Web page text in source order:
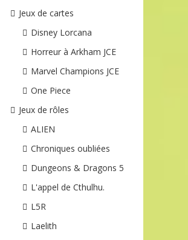
Jeux de cartes
Disney Lorcana
Horreur à Arkham JCE
Marvel Champions JCE
One Piece
Jeux de rôles
ALIEN
Chroniques oubliées
Dungeons & Dragons 5
L'appel de Cthulhu.
L5R
Laelith